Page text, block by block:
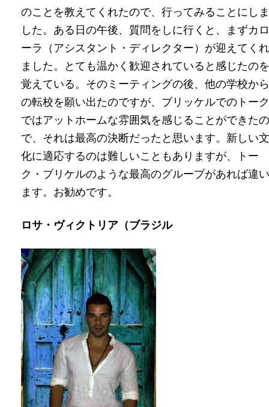
のことを教えてくれたので、行ってみることにしま
した。ある日の午後、質問をしに行くと、まずカロ
ーラ（アシスタント・ディレクター）が迎えてくれ
ました。とても温かく歓迎されていると感じたのを
覚えている。そのミーティングの後、他の学校から
の転校を願い出たのですが、ブリッケルでのトーク
ではアットホームな雰囲気を感じることができたの
で、それは最高の決断だったと思います。新しい文
化に適応するのは難しいこともありますが、トー
ク・ブリケルのような最高のグループがあれば違い
ます。お勧めです。
ロサ・ヴィクトリア（ブラジル